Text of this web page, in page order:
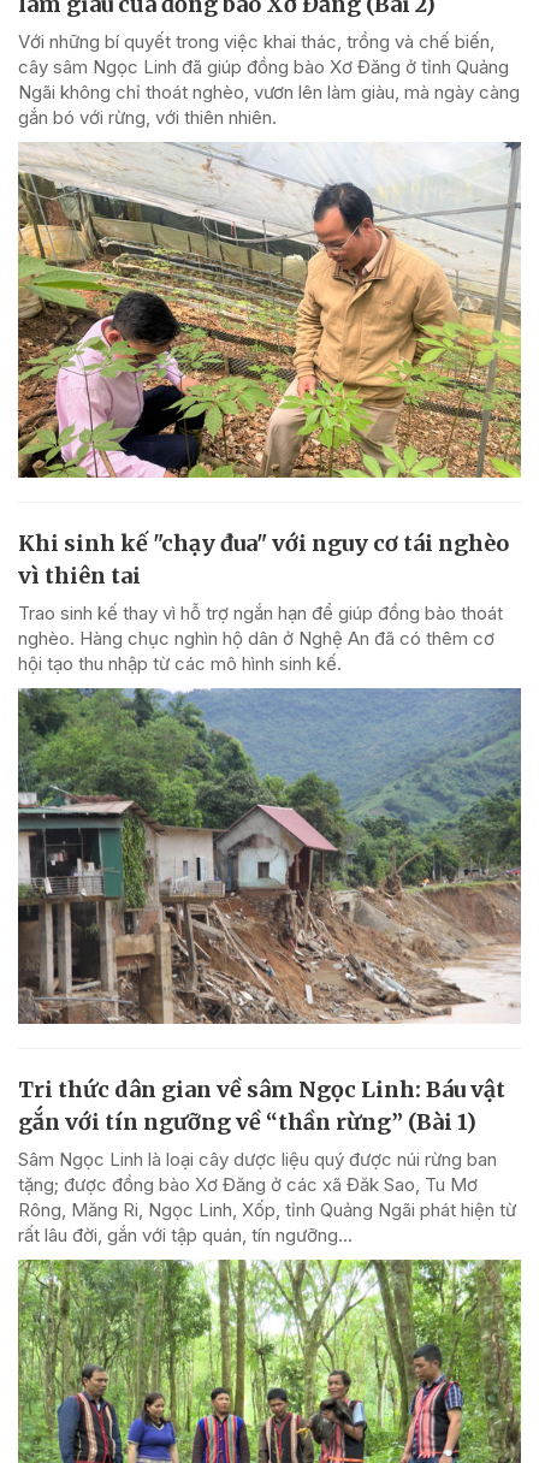
Với những bí quyết trong việc khai thác, trồng và chế biến,
cây sâm Ngọc Linh đã giúp đồng bào Xơ Đăng ở tỉnh Quảng
Ngãi không chỉ thoát nghèo, vươn lên làm giàu, mà ngày càng
gắn bó với rừng, với thiên nhiên.
Khi sinh kế "chạy đua" với nguy cơ tái nghèo
vì thiên tai
Trao sinh kế thay vì hỗ trợ ngắn hạn để giúp đồng bào thoát
nghèo. Hàng chục nghìn hộ dân ở Nghệ An đã có thêm cơ
hội tạo thu nhập từ các mô hình sinh kế.
Tri thức dân gian về sâm Ngọc Linh: Báu vật
gắn với tín ngưỡng về “thần rừng” (Bài 1)
Sâm Ngọc Linh là loại cây dược liệu quý được núi rừng ban
tặng; được đồng bào Xơ Đăng ở các xã Đăk Sao, Tu Mơ
Rông, Măng Ri, Ngọc Linh, Xốp, tỉnh Quảng Ngãi phát hiện từ
rất lâu đời, gắn với tập quán, tín ngưỡng...